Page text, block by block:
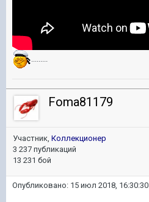
Foma81179
Участник, Коллекционер
3 237 публикаций
13 231 бой
Опубликовано: 15 июл 2018, 16:30:30